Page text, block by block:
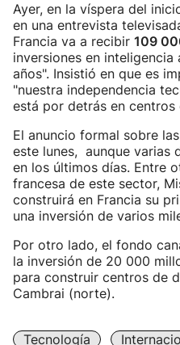
Ayer, en la víspera del
en una entrevista
Francia va a recibir 109
inversiones en
años". Insistió en que es
"nuestra independencia
está por detrás en centros
El anuncio formal sobre
este lunes, aunque varias
en los últimos días. Entre
francesa de este sector,
construirá en Francia su
una inversión de varios
Por otro lado, el fondo
la inversión de 20 000
para construir centros de
Cambrai (norte).
Tecnología